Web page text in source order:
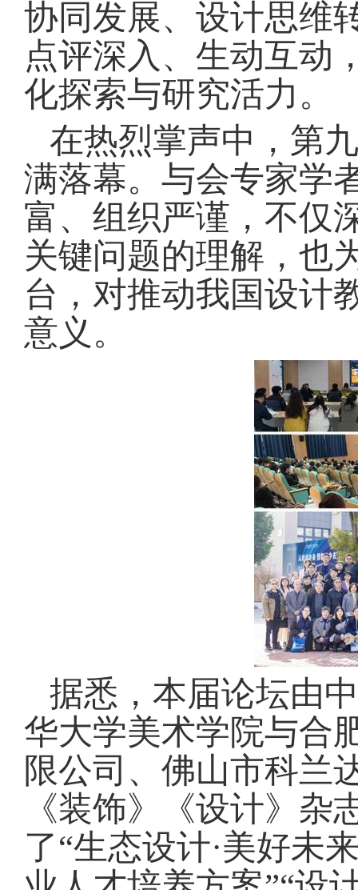
协同发展、设计思维
点评深入、生动互动
化探索与研究活力。
在热烈掌声中，第
满落幕。与会专家学
富、组织严谨，不仅
关键问题的理解，也
台，对推动我国设计
意义。
据悉，本届论坛由
华大学美术学院与合
限公司、佛山市科兰
《装饰》《设计》
了“生态设计·美好未